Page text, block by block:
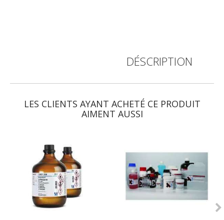
DÉSCRIPTION
LES CLIENTS AYANT ACHETÉ CE PRODUIT
AIMENT AUSSI